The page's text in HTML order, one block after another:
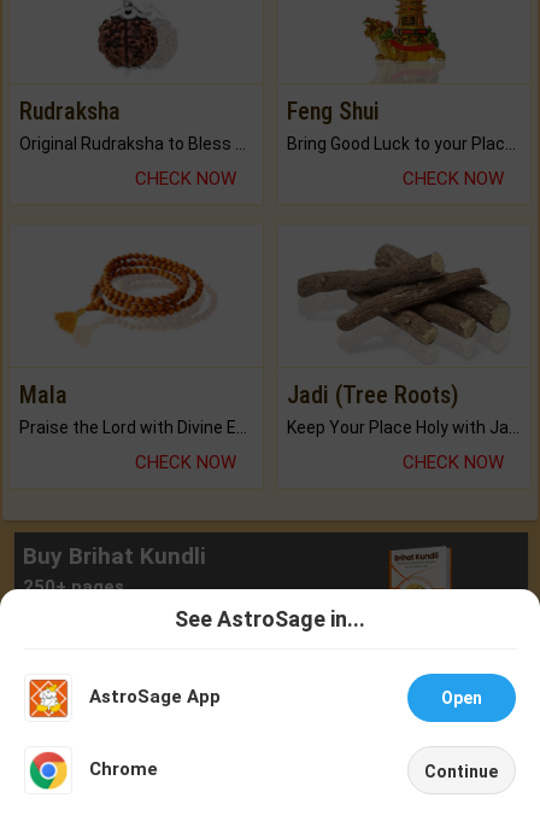
Rudraksha
CHECK NOW
Feng Shui
CHECK NOW
Mala
CHECK NOW
Jadi (Tree Roots)
CHECK NOW
Buy Brihat Kundli
250+ pages
See AstroSage in...
AstroSage App Open
Chrome Continue
Astrologer
Home Account